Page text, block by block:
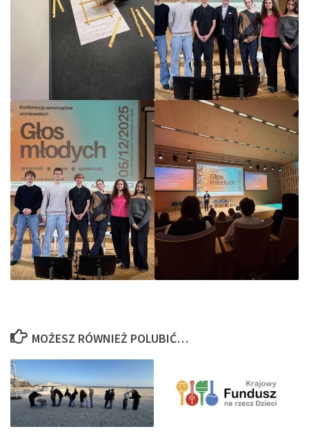
MOŻESZ RÓWNIEŻ POLUBIĆ…